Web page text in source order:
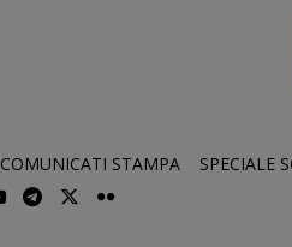
COMUNICATI STAMPA SPECIALE